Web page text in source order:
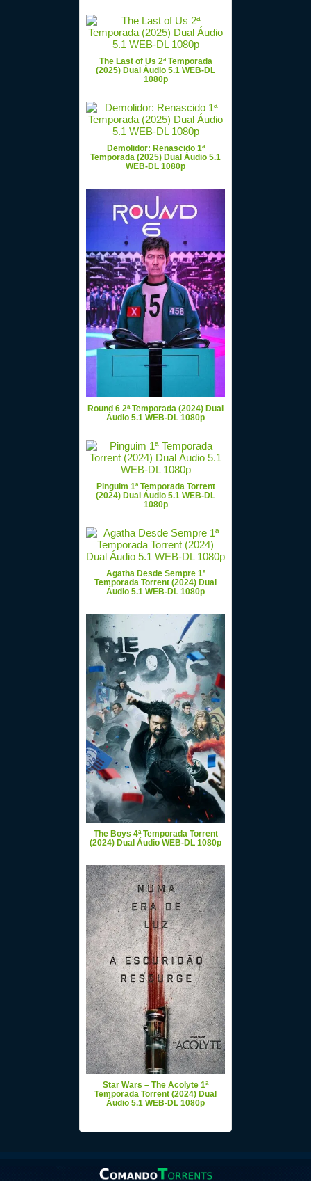
The Last of Us 2ª Temporada
(2025) Dual Áudio 5.1 WEB-DL
1080p
Demolidor: Renascido 1ª
Temporada (2025) Dual Áudio 5.1
WEB-DL 1080p
Round 6 2ª Temporada (2024) Dual
Áudio 5.1 WEB-DL 1080p
Pinguim 1ª Temporada Torrent
(2024) Dual Áudio 5.1 WEB-DL
1080p
Agatha Desde Sempre 1ª
Temporada Torrent (2024) Dual
Áudio 5.1 WEB-DL 1080p
The Boys 4ª Temporada Torrent
(2024) Dual Áudio WEB-DL 1080p
Star Wars – The Acolyte 1ª
Temporada Torrent (2024) Dual
Áudio 5.1 WEB-DL 1080p